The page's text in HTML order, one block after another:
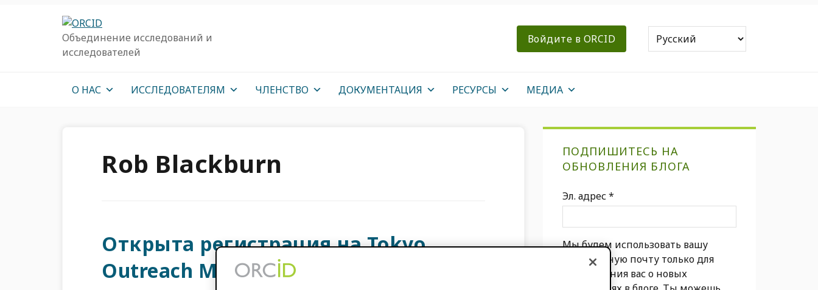
Объединение исследований и
исследователей
Войдите в ORCID
О НАС ИССЛЕДОВАТЕЛЯМ ЧЛЕНСТВО ДОКУМЕНТАЦИЯ РЕСУРСЫ МЕДИА
Rob Blackburn
Открыта регистрация на Tokyo
Outreach Meeting
боковая
панель
ПОДПИШИТЕСЬ НА
ОБНОВЛЕНИЯ БЛОГА
Эл. адрес*
Мы будем использовать вашу
электронную почту только для
уведомления вас о новых